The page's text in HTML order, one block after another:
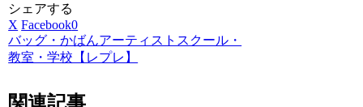
シェアする
X Facebook0
バッグ・かばんアーティストスクール・
教室・学校【レプレ】
関連記事